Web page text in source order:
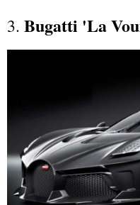
3. Bugatti 'La